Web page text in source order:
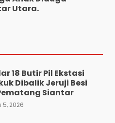
Utara.
Butir Pil Ekstasi:
2026
18 Butir Pil Ekstasi
Dibalik Jeruji Besi
Siantar
5, 2026